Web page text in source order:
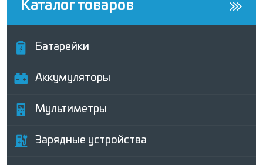
Каталог товаров
Батарейки
Аккумуляторы
Мультиметры
Зарядные устройства